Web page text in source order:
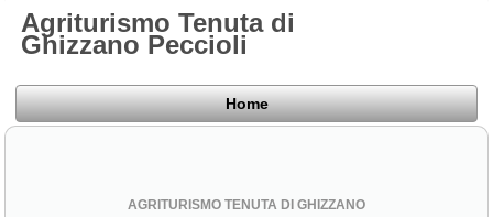
Agriturismo Tenuta di
Ghizzano Peccioli
Home
AGRITURISMO TENUTA DI GHIZZANO